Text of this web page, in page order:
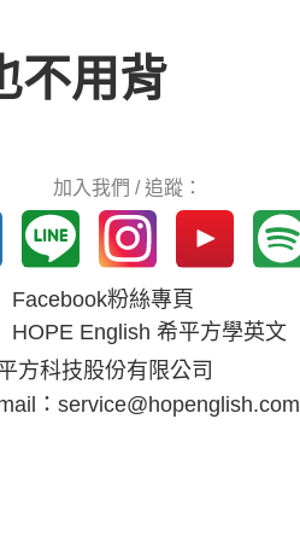
不用背
加入我們 / 追蹤：
Facebook粉絲專頁
HOPE English 希平方學英文
方科技股份有限公司
：service@hopenglish.com